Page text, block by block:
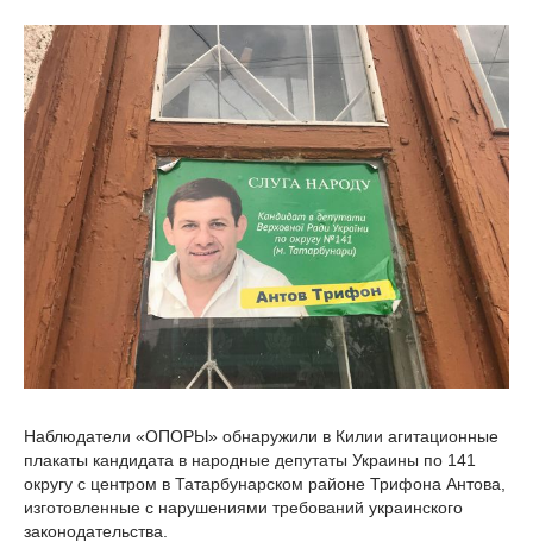
Наблюдатели «ОПОРЫ» обнаружили в Килии агитационные
плакаты кандидата в народные депутаты Украины по 141
округу с центром в Татарбунарском районе Трифона Антова,
изготовленные с нарушениями требований украинского
законодательства.